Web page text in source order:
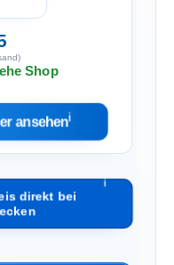
Shop
ansehenℹ︎
direkt bei
ℹ︎